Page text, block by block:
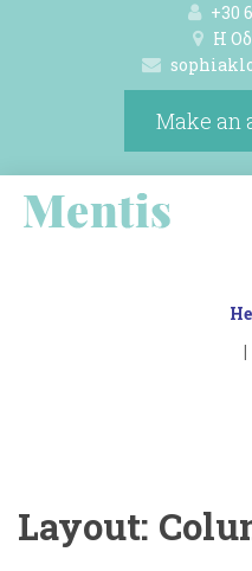
+30
Η
Make an
|
Layout: